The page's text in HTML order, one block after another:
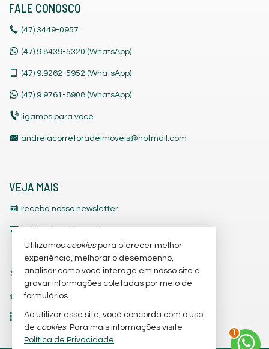
FALE CONOSCO
(47) 3449-0957
(47) 9.8439-5320 (WhatsApp)
(47) 9.9262-5952 (WhatsApp)
(47) 9.9761-8908 (WhatsApp)
ligamos para você
andreiacorretoradeimoveis@hotmail.com
VEJA MAIS
receba nosso newsletter
cadastre seu imóvel
imóveis favoritos
trabalhe conosco
mapa de imóveis
Utilizamos cookiespara oferecer melhor
experiência, melhorar o desempenho,
analisar como você interage em nosso site e
gravar informações coletadas por meio de
formulários.
Ao utilizar esse site, você concorda com o uso
de cookies. Para mais informações visite
Política de Privacidade.